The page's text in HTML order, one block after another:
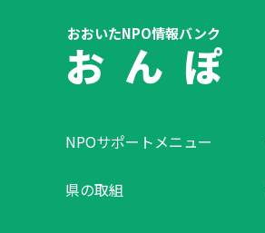
おおいたNPO情報バンク
お ん ぽ
NPOサポートメニュー
県の取組